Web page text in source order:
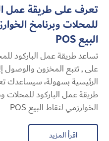
تعرف على طريقة عمل
للمحلات وبرنامخ
البيع POS
تساعد طريقة عمل الباركود
على , تتبع المخزون والوصول
الرئيسية بسهولة، سيساعدك
طريقة عمل الباركود للمحلات
الخوارزمي لنقاط البيع POS
اقرأ المزيد